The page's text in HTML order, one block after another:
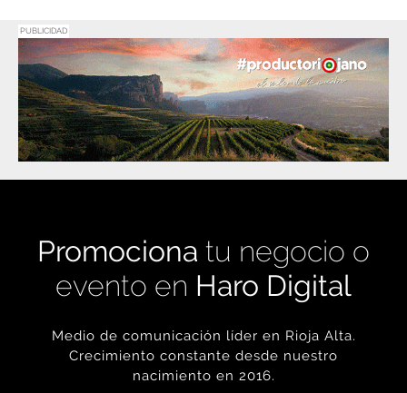
PUBLICIDAD
Promociona tu negocio o
evento en Haro Digital
Medio de comunicación líder en Rioja Alta.
Crecimiento constante desde nuestro
nacimiento en 2016.